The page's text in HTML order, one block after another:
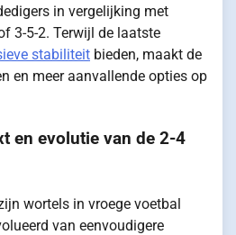
in vergelijking met
3-5-2. Terwijl de laatste
stabiliteit bieden, maakt de
en meer aanvallende opties op
en evolutie van de 2-4
wortels in vroege voetbal
van eenvoudigere